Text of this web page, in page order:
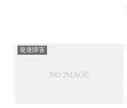
発達障害